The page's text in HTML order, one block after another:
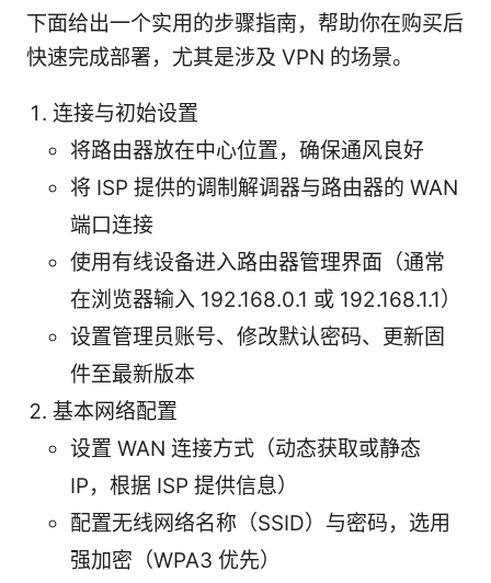
下面给出一个实用的步骤指南，帮助你在购买后
快速完成部署，尤其是涉及 VPN 的场景。
连接与初始设置
将路由器放在中心位置，确保通风良好
将 ISP 提供的调制解调器与路由器的 WAN
端口连接
使用有线设备进入路由器管理界面（通常
在浏览器输入 192.168.0.1 或 192.168.1.1）
设置管理员账号、修改默认密码、更新固
件至最新版本
基本网络配置
设置 WAN 连接方式（动态获取或静态
IP，根据 ISP 提供信息）
配置无线网络名称（SSID）与密码，选用
强加密（WPA3 优先）